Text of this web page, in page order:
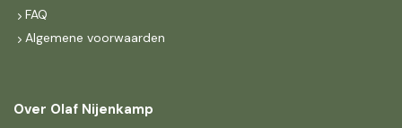
FAQ
Algemene voorwaarden
Over Olaf Nijenkamp